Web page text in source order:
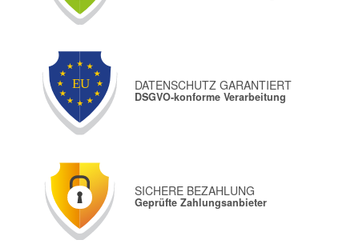
DATENSCHUTZ GARANTIERT
DSGVO-konforme Verarbeitung
SICHERE BEZAHLUNG
Geprüfte Zahlungsanbieter